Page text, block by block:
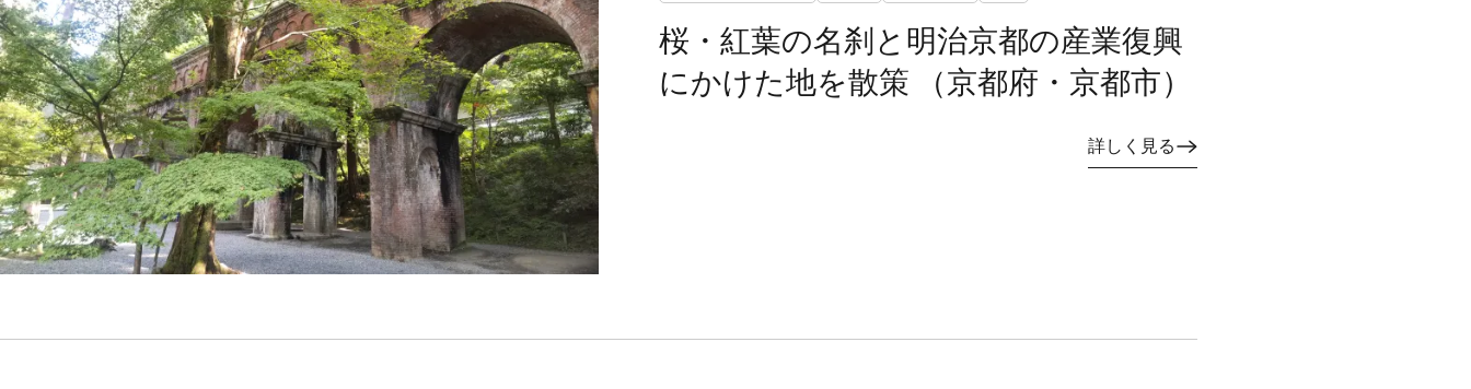
桜・紅葉の名刹と明治京都の産業復興
にかけた地を散策 （京都府・京都市）
詳しく見る